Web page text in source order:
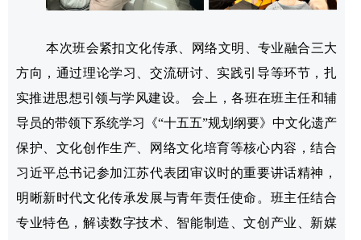
本次班会紧扣文化传承、网络文明、专业融合三大
方向，通过理论学习、交流研讨、实践引导等环节，扎
实推进思想引领与学风建设。 会上，各班在班主任和辅
导员的带领下系统学习《“十五五”规划纲要》中文化遗产
保护、文化创作生产、网络文化培育等核心内容，结合
习近平总书记参加江苏代表团审议时的重要讲话精神，
明晰新时代文化传承发展与青年责任使命。班主任结合
专业特色，解读数字技术、智能制造、文创产业、新媒